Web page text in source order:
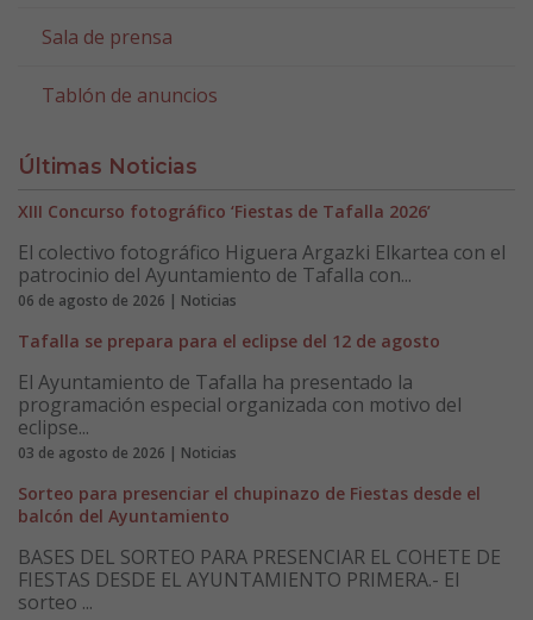
Sala de prensa
Tablón de anuncios
Últimas Noticias
XIII Concurso fotográfico ‘Fiestas de Tafalla 2026’
El colectivo fotográfico Higuera Argazki Elkartea con el
patrocinio del Ayuntamiento de Tafalla con...
06 de agosto de 2026 | Noticias
Tafalla se prepara para el eclipse del 12 de agosto
El Ayuntamiento de Tafalla ha presentado la
programación especial organizada con motivo del
eclipse...
03 de agosto de 2026 | Noticias
Sorteo para presenciar el chupinazo de Fiestas desde el
balcón del Ayuntamiento
BASES DEL SORTEO PARA PRESENCIAR EL COHETE DE
FIESTAS DESDE EL AYUNTAMIENTO PRIMERA.- El
sorteo ...